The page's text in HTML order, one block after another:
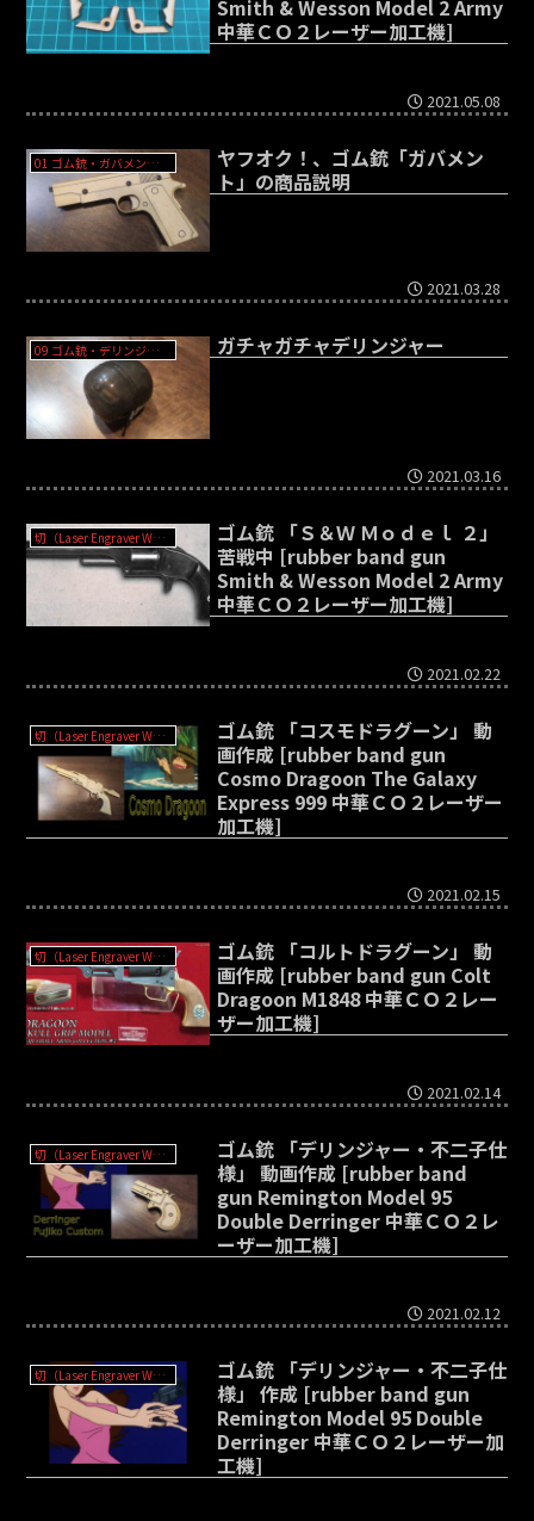
Smith & Wesson Model 2 Army
中華ＣＯ２レーザー加工機]
2021.05.08
01 ゴム銃・ガバメント - Colt Government M1911
ヤフオク！、ゴム銃「ガバメン
ト」の商品説明
2021.03.28
09 ゴム銃・デリンジャー（不二子仕様）- Deringer ガチャガチャデリンジャー
2021.03.16
切（Laser Engraver WER-3020?）
ゴム銃 「Ｓ＆Ｗ Ｍｏｄｅｌ ２」
苦戦中 [rubber band gun
Smith & Wesson Model 2 Army
中華ＣＯ２レーザー加工機]
2021.02.22
切（Laser Engraver WER-3020?）
ゴム銃 「コスモドラグーン」 動
画作成 [rubber band gun
Cosmo Dragoon The Galaxy
Express 999 中華ＣＯ２レーザー
加工機]
2021.02.15
切（Laser Engraver WER-3020?）
ゴム銃 「コルトドラグーン」 動
画作成 [rubber band gun Colt
Dragoon M1848 中華ＣＯ２レー
ザー加工機]
2021.02.14
切（Laser Engraver WER-3020?）
ゴム銃 「デリンジャー・不二子仕
様」 動画作成 [rubber band
gun Remington Model 95
Double Derringer 中華ＣＯ２レ
ーザー加工機]
2021.02.12
切（Laser Engraver WER-3020?）
ゴム銃 「デリンジャー・不二子仕
様」 作成 [rubber band gun
Remington Model 95 Double
Derringer 中華ＣＯ２レーザー加
工機]